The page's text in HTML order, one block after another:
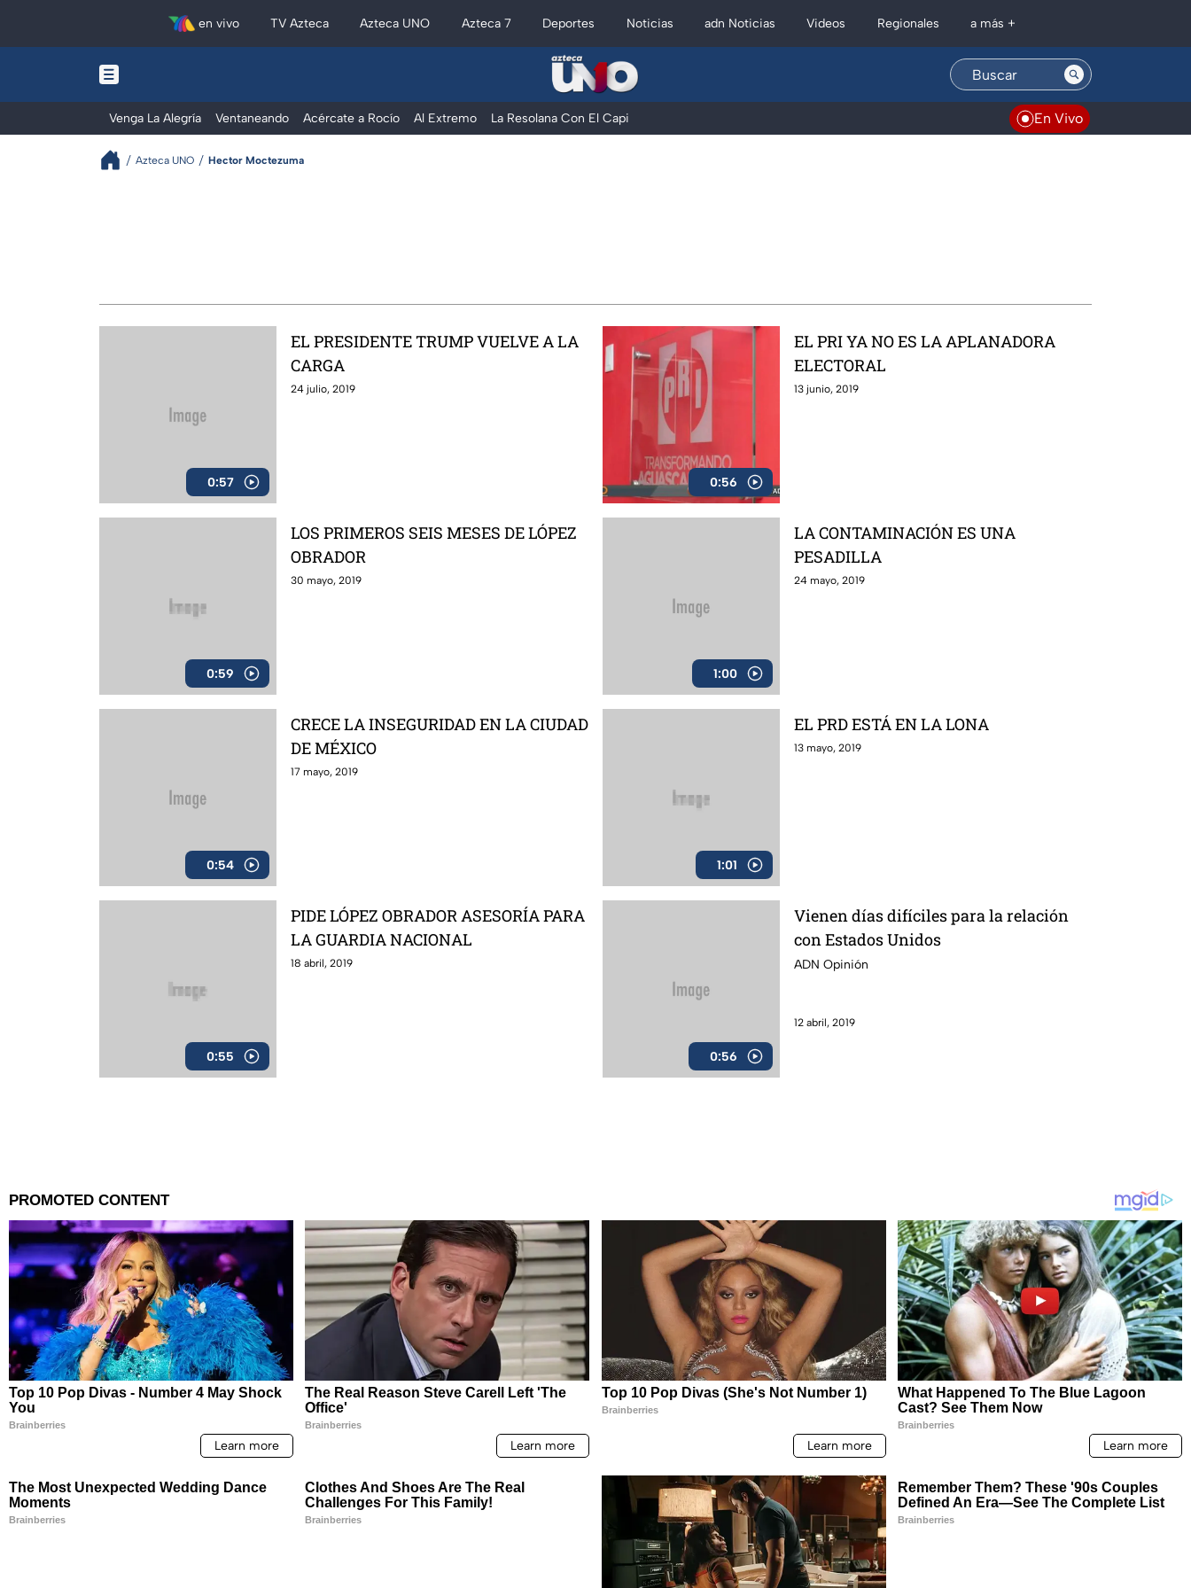
en vivo TV Azteca Azteca UNO Azteca 7 Deportes Noticias adn Noticias Videos Regionales a más +
Venga La Alegría Ventaneando Acércate a Rocío Al Extremo La Resolana Con El Capi En Vivo
Azteca UNO Hector Moctezuma
0:57
EL PRESIDENTE TRUMP VUELVE A LA
CARGA
24 julio, 2019
0:56
EL PRI YA NO ES LA APLANADORA
ELECTORAL
13 junio, 2019
0:59
LOS PRIMEROS SEIS MESES DE LÓPEZ
OBRADOR
30 mayo, 2019
1:00
LA CONTAMINACIÓN ES UNA
PESADILLA
24 mayo, 2019
0:54
CRECE LA INSEGURIDAD EN LA CIUDAD
DE MÉXICO
17 mayo, 2019
1:01
EL PRD ESTÁ EN LA LONA
13 mayo, 2019
0:55
PIDE LÓPEZ OBRADOR ASESORÍA PARA
LA GUARDIA NACIONAL
18 abril, 2019
0:56
Vienen días difíciles para la relación
con Estados Unidos
ADN Opinión
12 abril, 2019